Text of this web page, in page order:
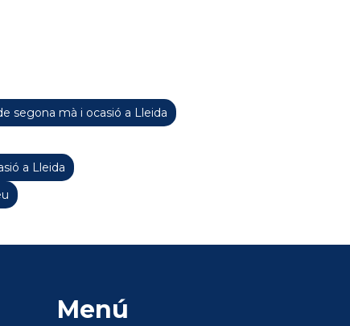
segona mà i ocasió a Lleida
a Lleida
Menú